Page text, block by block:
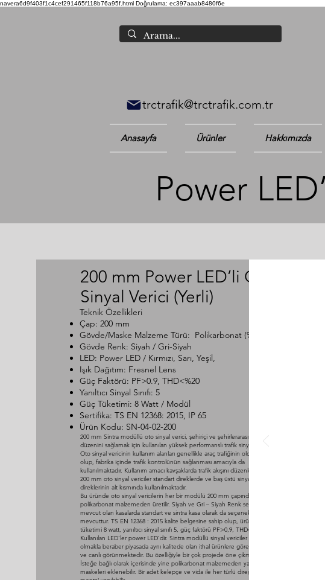
navera6d9f403f1c4cef291465f118b76a95f.html Doğrulama: ec397aaab8480f6e
trctrafik@trctrafik.com.tr
Anasayfa Ürünler Hakkımızda
Power
200 mm Power LED’li Oto
Sinyal Verici (Yerli)
Teknik Özellikleri
Çap: 200 mm
Gövde/Maske Malzeme Türü: Polikarbonat (% 100 PC)
Gövde Renk: Siyah / Gri-Siyah
LED: Power LED / Kırmızı, Sarı, Yeşil,
Işık Dağıtım: Fresnel Lens
Güç Faktörü: PF>0.9, THD<%20
Yanıltıcı Sinyal Sınıfı: 5
Güç Tüketimi: 8 Watt / Modül
Sertifika: TS EN 12368: 2015, IP 65
Ürün Kodu: SN-04-02-200
200 mm Sintra modüllü oto sinyal verici, şehiriçi ve şehirlerarası yollarda trafik
düzenini sağlamak için kullanılan yüksek performanslı trafik sinyal lambasıdır.
Oto sinyal vericinin kullanım alanları genellikle araç trafiğinin olduğu yollar
olup, fabrika içinde trafik kontrolünün sağlanması amacıyla da
kullanılmaktadır. Kullanım amacı kavşaklarda trafik akışını düzenlemek olup,
200 mm oto sinyal vericiler standart direklerde ve baş üstü sinyalizasyon
direklerinin alt kısmında kullanılmaktadır.
Bu üründe oto sinyal vericilerin her bir modülü 200 mm çapında, dış kasası
polikarbonat malzemeden üretilir. Siyah ve Gri – Siyah Renk seçenekleri
mevcut olan kasalarda standart ve sintra kasa olarak da seçenekleri
mevcuttur. TS EN 12368 : 2015 kalite belgesine sahip olup, ürünlerin güç
tüketimi 8 watt, yanıltıcı sinyal sınıfı 5, güç faktörü PF>0,9, THD<%20 dir.
Kullanılan LED’ler power LED’dir. Sintra modüllü sinyal vericiler yerli üretim
olmakla beraber piyasada aynı kalitede olan ithal ürünlere göre çok daha net
ve canlı görünmektedir. Bu özelliğiyle bir çok projede öne çıkmaktadır.
İsteğe bağlı olarak içerisinde yine polikarbonat malzemeden yapılan ok
maskeleri eklenebilir. Bir adet kelepçe ve vida ile her türlü direğe kolayca